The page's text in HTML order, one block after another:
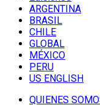
ARGENTINA
BRASIL
CHILE
GLOBAL
MÉXICO
PERU
US ENGLISH
QUIENES